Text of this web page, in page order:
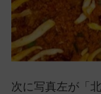
次に写真左が「